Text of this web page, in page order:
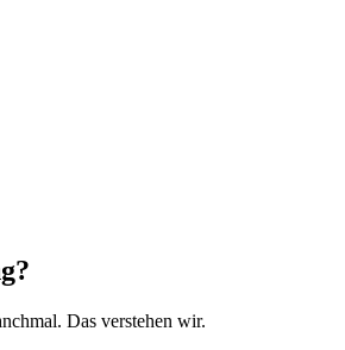
Das verstehen wir.